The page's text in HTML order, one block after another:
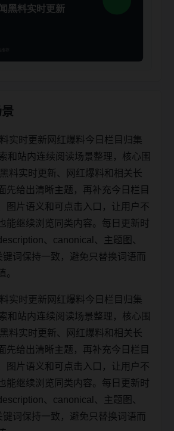
实时更新网红爆料今日栏目归集
和站内连续阅读场景整理，核心围
料实时更新、网红爆料和相关长
先给出清晰主题，再补充今日栏目
图片语义和可点击入口，让用户不
能继续浏览同类内容。每日更新时
、canonical、主题图、
词保持一致，避免只替换词语而
。
实时更新网红爆料今日栏目归集
和站内连续阅读场景整理，核心围
料实时更新、网红爆料和相关长
先给出清晰主题，再补充今日栏目
图片语义和可点击入口，让用户不
能继续浏览同类内容。每日更新时
、canonical、主题图、
词保持一致，避免只替换词语而